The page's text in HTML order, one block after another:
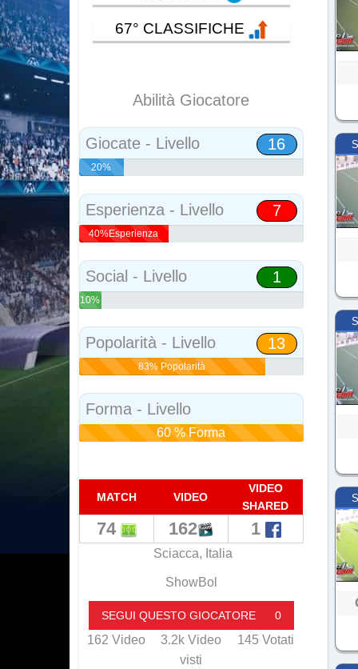
67° CLASSIFICHE
Abilità Giocatore
Giocate - Livello 16
20%
Esperienza - Livello 7
40%Esperienza
Social - Livello 1
10%
Popolarità - Livello 13
83% Popolarità
Forma - Livello
60 % Forma
MATCH VIDEO
VIDEO
SHARED
74 162 1
Sciacca, Italia
ShowBol
SEGUI QUESTO GIOCATORE 0
162 Video 3.2k Video
visti
145 Votati